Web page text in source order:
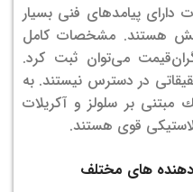
دارای پیامدهای فنی بسیار
هستند. مشخصات کامل
می‌توان ثبت کرد.
در دسترس نیستند. به
بر سلولز و آكریلات
قوی هستند.
های مختلف